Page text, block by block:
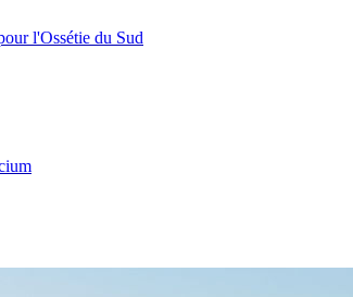
l'Ossétie du Sud